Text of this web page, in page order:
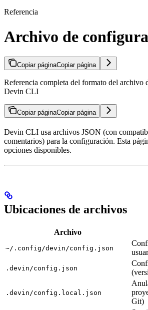
Referencia
Archivo de
Copiar páginaCopiar página
Referencia completa del formato del archivo
Devin CLI
Copiar páginaCopiar página
Devin CLI usa archivos JSON (con
comentarios) para la configuración. Esta
opciones disponibles.
Ubicaciones de archivos
Archivo
~/.config/devin/config.json
.devin/config.json
.devin/config.local.json
Git)